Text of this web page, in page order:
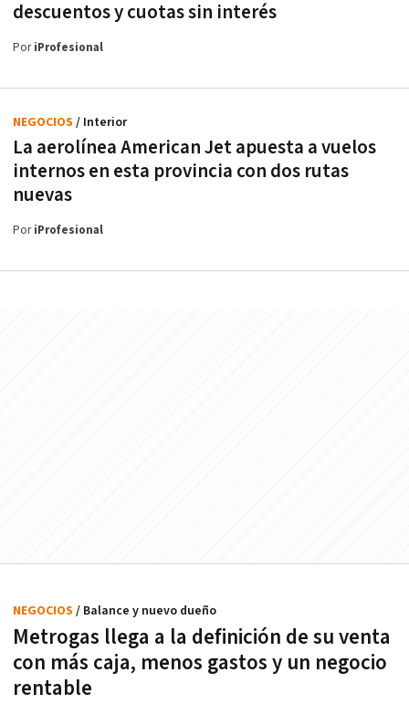
descuentos y cuotas sin interés
PoriProfesional
La aerolínea American Jet apuesta a vuelos
internos en esta provincia con dos rutas
nuevas
NEGOCIOS / Interior
PoriProfesional
Metrogas llega a la definición de su venta
con más caja, menos gastos y un negocio
rentable
NEGOCIOS / Balance y nuevo dueño